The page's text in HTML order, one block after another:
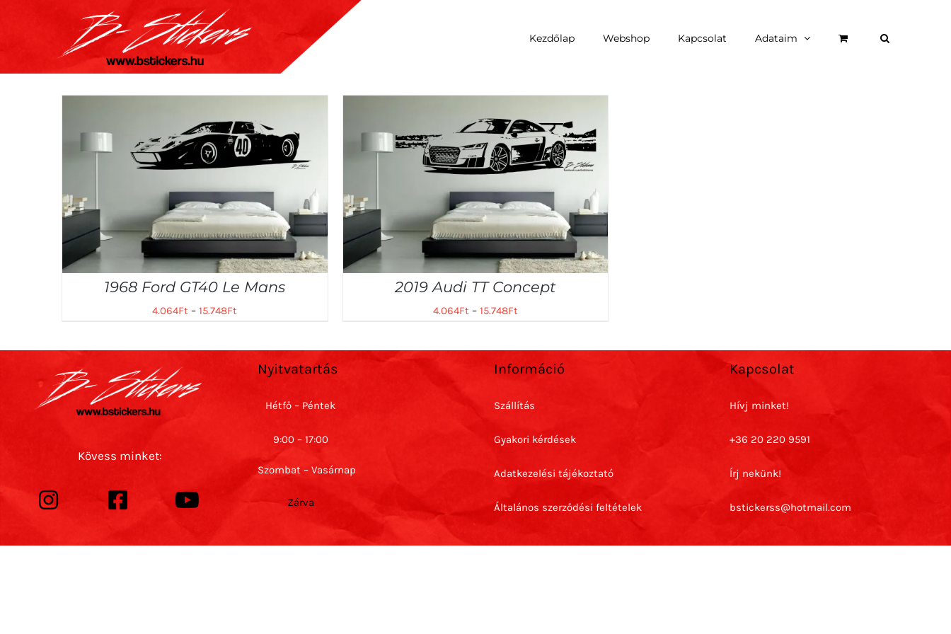
Kezdőlap Webshop Kapcsolat Adataim
1968 Ford GT40 Le Mans
4.064Ft –15.748Ft
2019 Audi TT Concept
4.064Ft– 15.748Ft
Kövess minket:
Nyitvatartás
Hétfő – Péntek
9:00 – 17:00
Szombat – Vasárnap
Zárva
Információ
Szállítás
Gyakori kérdések
Adatkezelési tájékoztató
Általános szerződési feltételek
Kapcsolat
Hívj minket!
+36 20 220 9591
Írj nekünk!
bstickerss@hotmail.com